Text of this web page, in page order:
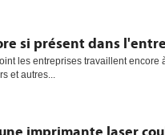
si présent dans
les entreprises travaillent encore
et autres...